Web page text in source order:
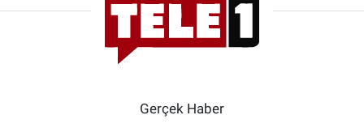
Gerçek Haber